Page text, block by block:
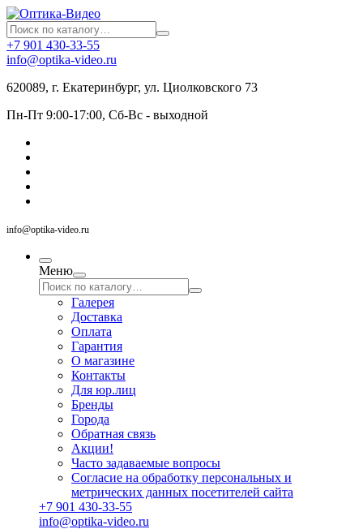
+7 901 430-33-55
info@optika-video.ru
620089, г. Екатеринбург, ул. Циолковского 73
Пн-Пт 9:00-17:00, Сб-Вс - выходной
info@optika-video.ru
Меню
Галерея
Доставка
Оплата
Гарантия
О магазине
Контакты
Для юр.лиц
Бренды
Города
Обратная связь
Акции!
Часто задаваемые вопросы
Согласие на обработку персональных и
метрических данных посетителей сайта
+7 901 430-33-55
info@optika-video.ru